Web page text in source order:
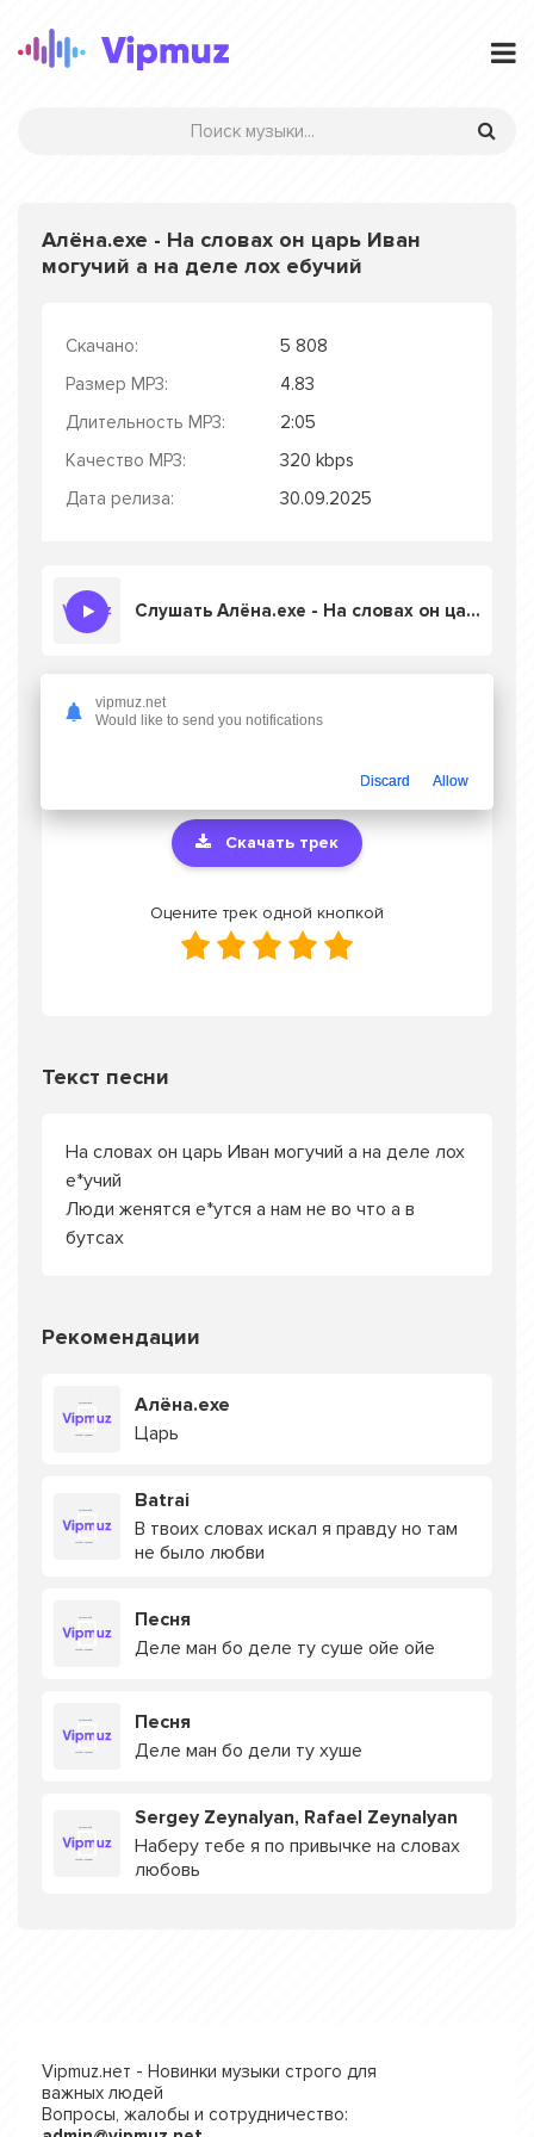
Алёна.exe - На словах он царь Иван
могучий а на деле лох ебучий
Скачано:
5 808
Размер MP3:
4.83
Длительность MP3:
2:05
Качество MP3:
320 kbps
Дата релиза:
30.09.2025
Слушать Алёна.exe - На словах он царь Иван могучий а на деле лох ебучий
Скачать песню Алёна.exe - На словах он
Скачать трек
Оцените трек одной кнопкой
Текст песни
На словах он царь Иван могучий а на деле лох
е*учий
Люди женятся е*утся а нам не во что а в
бутсах
Рекомендации
Алёна.exe
Царь
Batrai
В твоих словах искал я правду но там
не было любви
Песня
Деле ман бо деле ту суше ойе ойе
Песня
Деле ман бо дели ту хуше
Sergey Zeynalyan, Rafael Zeynalyan
Наберу тебе я по привычке на словах
любовь
Vipmuz.нет - Новинки музыки строго для
важных людей
Вопросы, жалобы и сотрудничество:
vipmuz.net
Would like to send you notifications
Discard Allow